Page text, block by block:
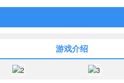
儿童教育
游戏介绍